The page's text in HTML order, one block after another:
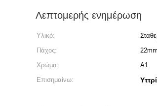
Λεπτομερής ενημέρωση
Υλικό:
Πάχος:
22mm
Χρώμα:
Α1
Επισημαίνω: